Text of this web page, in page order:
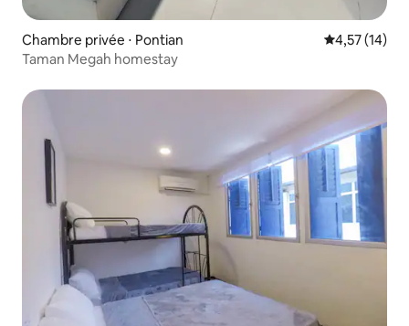
Chambre privée ⋅ Pontian Évaluation
4,57 (14)
Taman Megah homestay